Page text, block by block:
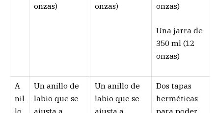
onzas)
onzas)
onzas)
Una jarra de
350 ml (12
onzas)
A
nil
Un anillo de
labio que se
Un anillo de
labio que se
Dos tapas
herméticas